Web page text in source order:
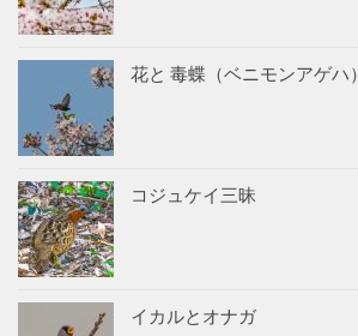
花と 毒蝶（ベニモンアゲハ）
コジュケイ三昧
イカルとオナガ